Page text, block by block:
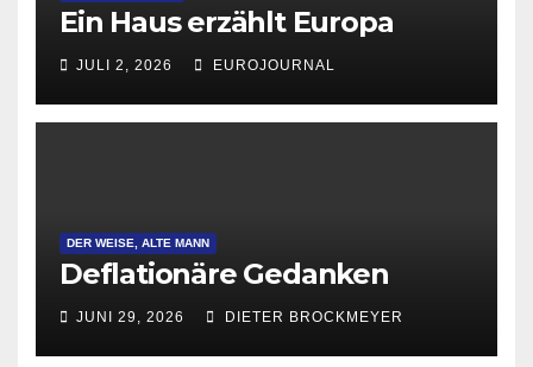
Ein Haus erzählt Europa
JULI 2, 2026 EUROJOURNAL
DER WEISE, ALTE MANN
Deflationäre Gedanken
JUNI 29, 2026 DIETER BROCKMEYER